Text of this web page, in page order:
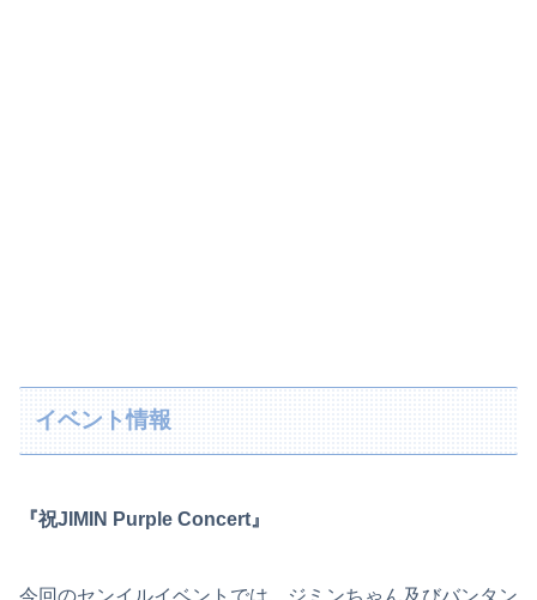
イベント情報
『祝JIMIN Purple Concert』